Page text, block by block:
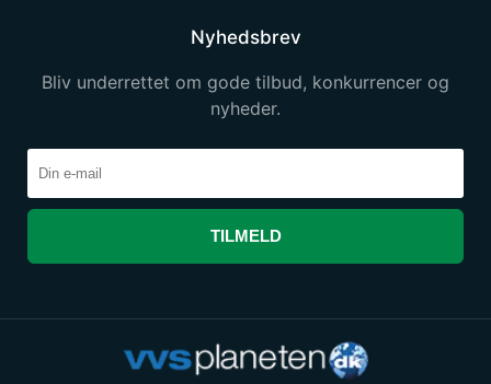
Nyhedsbrev
Bliv underrettet om gode tilbud, konkurrencer og
nyheder.
TILMELD